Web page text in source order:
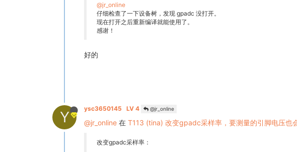
@jr_online
仔细检查了一下设备树，发现 gpadc 没打开。
现在打开之后重新编译就能使用了。
感谢！
好的
Y ysc3650145 LV 4 @jr_online
@jr_online 在 T113 (tina) 改变gpadc采样率，要测量的引脚电压也
改变gpadc采样率：